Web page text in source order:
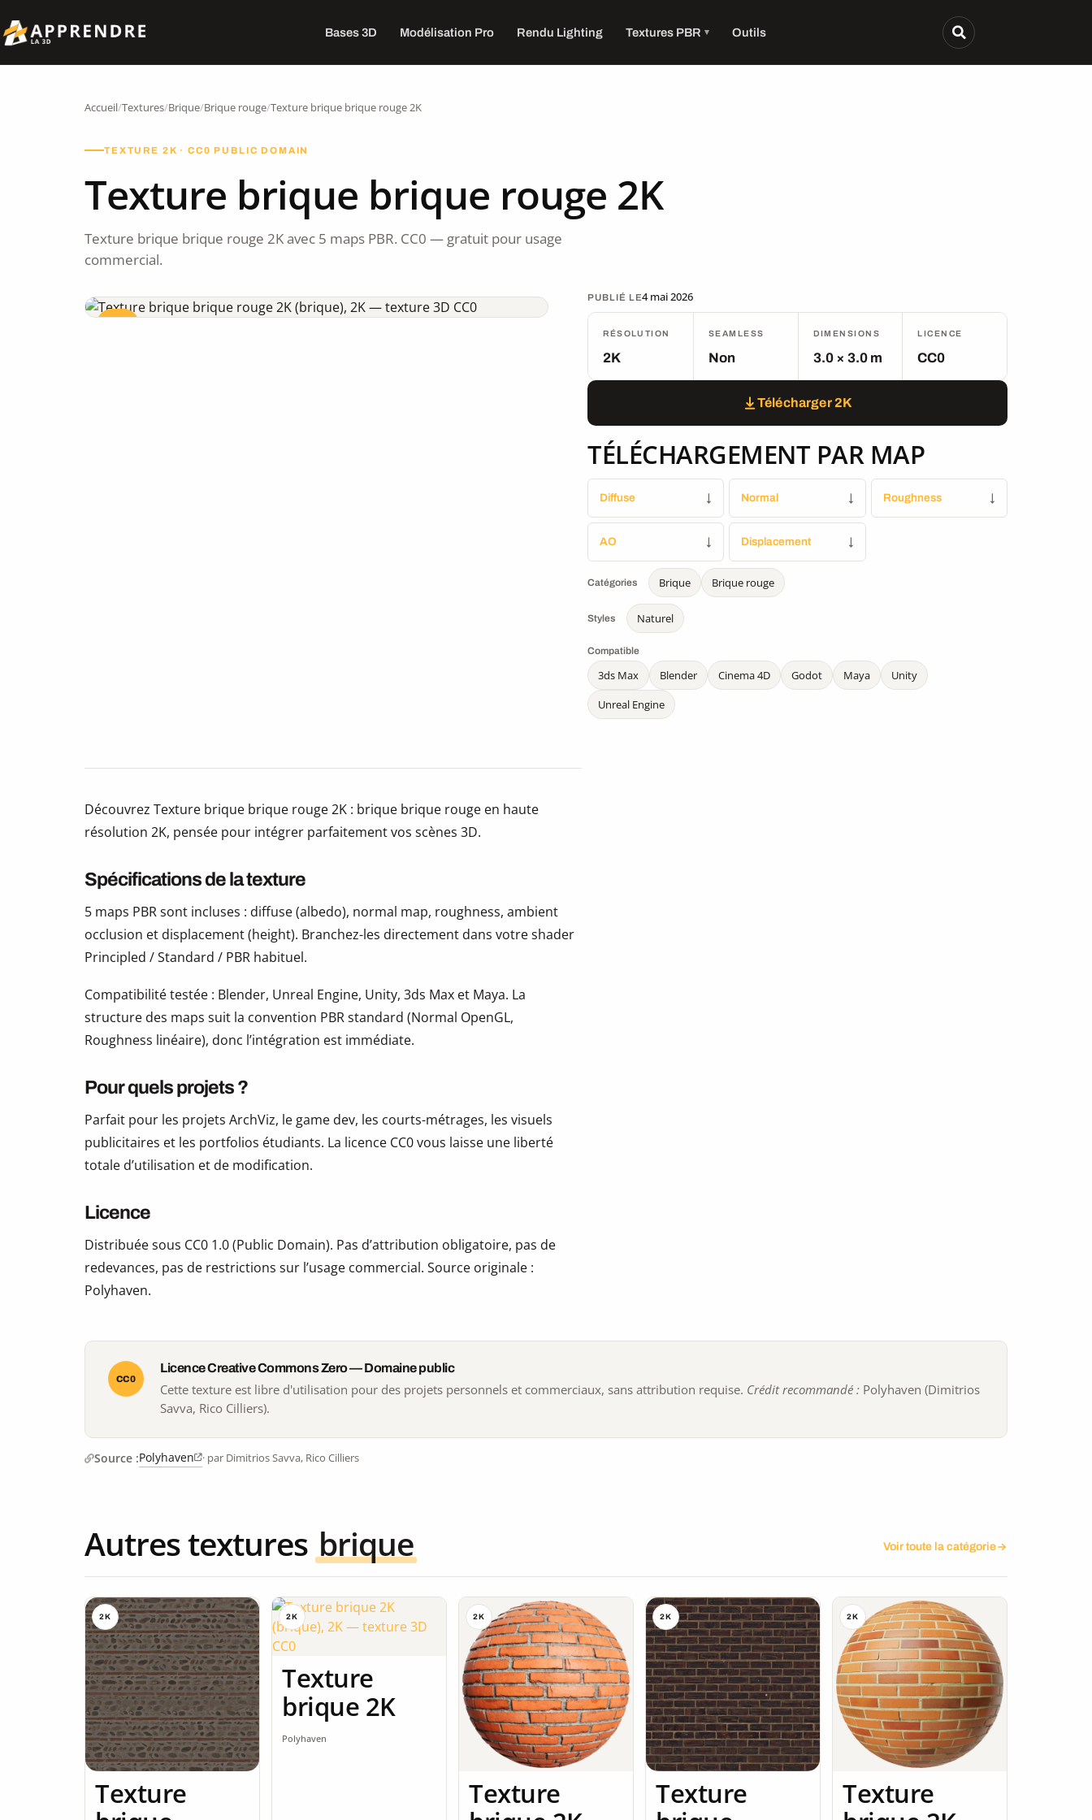
Bases 3D Modélisation Pro Rendu Lighting Textures PBR Outils
Accueil/Textures/Brique/Brique rouge/Texture brique brique rouge 2K
TEXTURE 2K · CC0 PUBLIC DOMAIN
Texture brique brique rouge 2K
Texture brique brique rouge 2K avec 5 maps PBR. CC0 — gratuit pour usage
commercial.
PUBLIÉ LE4 mai 2026
RÉSOLUTION
2K
SEAMLESS
Non
DIMENSIONS
3.0 × 3.0 m
LICENCE
CC0
Télécharger 2K
TÉLÉCHARGEMENT PAR MAP
Diffuse ↓ Normal ↓ Roughness ↓
AO ↓ Displacement ↓
Catégories Brique Brique rouge
Styles Naturel
Compatible
3ds Max Blender Cinema 4D Godot Maya
Unity
Unreal Engine
Découvrez Texture brique brique rouge 2K : brique brique rouge en haute
résolution 2K, pensée pour intégrer parfaitement vos scènes 3D.
Spécifications de la texture
5 maps PBR sont incluses : diffuse (albedo), normal map, roughness, ambient
occlusion et displacement (height). Branchez-les directement dans votre shader
Principled / Standard / PBR habituel.
Compatibilité testée : Blender, Unreal Engine, Unity, 3ds Max et Maya. La
structure des maps suit la convention PBR standard (Normal OpenGL,
Roughness linéaire), donc l’intégration est immédiate.
Pour quels projets ?
Parfait pour les projets ArchViz, le game dev, les courts-métrages, les visuels
publicitaires et les portfolios étudiants. La licence CC0 vous laisse une liberté
totale d’utilisation et de modification.
Licence
Distribuée sous CC0 1.0 (Public Domain). Pas d’attribution obligatoire, pas de
redevances, pas de restrictions sur l’usage commercial. Source originale :
Polyhaven.
CC0
Licence Creative Commons Zero — Domaine public
Cette texture est libre d'utilisation pour des projets personnels et commerciaux, sans attribution requise. Crédit recommandé : Polyhaven (Dimitrios
Savva, Rico Cilliers).
Source :Polyhaven · par Dimitrios Savva, Rico Cilliers
Autres textures brique Voir toute la catégorie
2K
Texture
2K
Texture
brique 2K
Polyhaven
2K
Texture
2K
Texture
2K
Texture